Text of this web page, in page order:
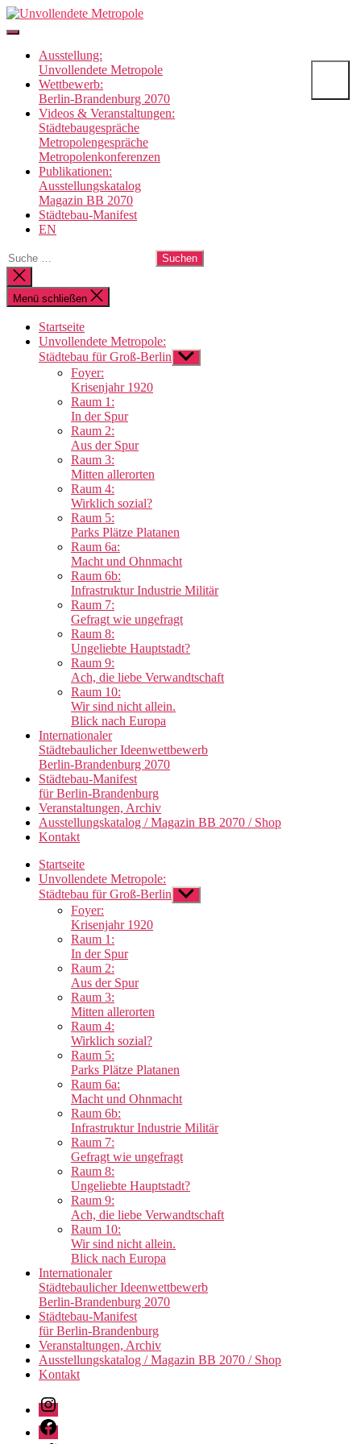
Direkt
zum
wechseln
Unvollendete
Ausstellung:
Unvollendete Metropole
Wettbewerb:
Berlin-Brandenburg 2070
Videos & Veranstaltungen:
Städtebaugespräche
Metropolengespräche
Metropolenkonferenzen
Publikationen:
Ausstellungskatalog
Magazin BB 2070
Städtebau-Manifest
EN
Suche
nach:
Suche
schließen
Menü schließen
Startseite
Unvollendete Metropole:
Städtebau für Groß-Berlin Untermenü
anzeigen
Foyer:
Krisenjahr 1920
Raum 1:
In der Spur
Raum 2:
Aus der Spur
Raum 3:
Mitten allerorten
Raum 4:
Wirklich sozial?
Raum 5:
Parks Plätze Platanen
Raum 6a:
Macht und Ohnmacht
Raum 6b:
Infrastruktur Industrie Militär
Raum 7:
Gefragt wie ungefragt
Raum 8:
Ungeliebte Hauptstadt?
Raum 9:
Ach, die liebe Verwandtschaft
Raum 10:
Wir sind nicht allein.
Blick nach Europa
Internationaler
Städtebaulicher Ideenwettbewerb
Berlin-Brandenburg 2070
Städtebau-Manifest
für Berlin-Brandenburg
Veranstaltungen, Archiv
Ausstellungskatalog / Magazin BB 2070 / Shop
Kontakt
Startseite
Unvollendete Metropole:
Städtebau für Groß-Berlin Untermenü
anzeigen
Foyer:
Krisenjahr 1920
Raum 1:
In der Spur
Raum 2:
Aus der Spur
Raum 3:
Mitten allerorten
Raum 4:
Wirklich sozial?
Raum 5:
Parks Plätze Platanen
Raum 6a:
Macht und Ohnmacht
Raum 6b:
Infrastruktur Industrie Militär
Raum 7:
Gefragt wie ungefragt
Raum 8:
Ungeliebte Hauptstadt?
Raum 9:
Ach, die liebe Verwandtschaft
Raum 10:
Wir sind nicht allein.
Blick nach Europa
Internationaler
Städtebaulicher Ideenwettbewerb
Berlin-Brandenburg 2070
Städtebau-Manifest
für Berlin-Brandenburg
Veranstaltungen, Archiv
Ausstellungskatalog / Magazin BB 2070 / Shop
Kontakt
Instagram
Facebook